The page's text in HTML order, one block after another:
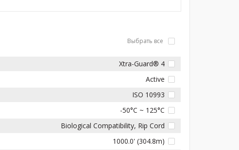
Выбрать все
Xtra-Guard® 4
Active
ISO 10993
-50°C ~ 125°C
Biological Compatibility, Rip Cord
1000.0' (304.8m)